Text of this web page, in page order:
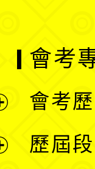
會考
會考
歷屆